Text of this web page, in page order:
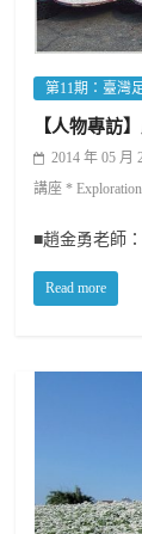
第11期：臺灣
【人物專訪
2014 年 05 月
講座 * Exploration
■趙金勇老師
Read more